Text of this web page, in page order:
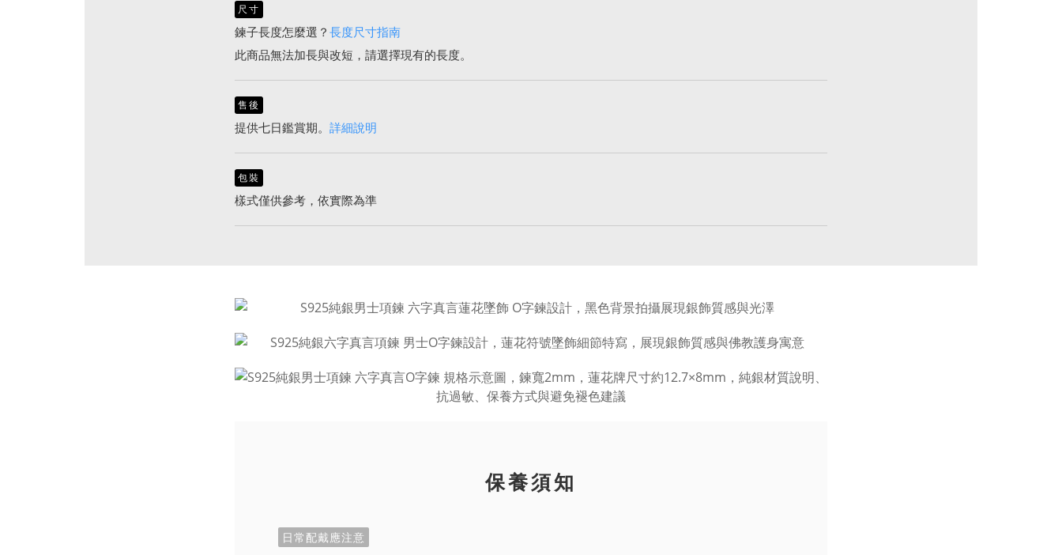
尺寸
鍊子長度怎麼選？ 長度尺寸指南
此商品無法加長與改短，請選擇現有的長度。
售後
提供七日鑑賞期。 詳細說明
包裝
樣式僅供參考，依實際為準
保養須知
日常配戴應注意